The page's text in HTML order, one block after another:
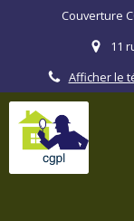
Couverture
11
Afficher le